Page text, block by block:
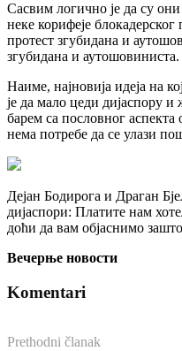
Сасвим логично је да су
неке корифеје
протест згубидана и
згубидана и аутошовиниста.
Наиме, најновија идеја на
је да мало цеди дијаспору
барем са пословног
нема потребе да се улази
Дејан Бодирога и Драган
дијаспори: Платите нам
доћи да вам објаснимо
Вечерње новости
Komentari
Prethodni članak